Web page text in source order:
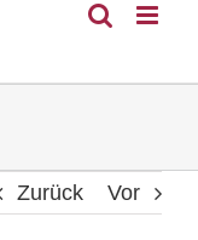
Zurück Vor